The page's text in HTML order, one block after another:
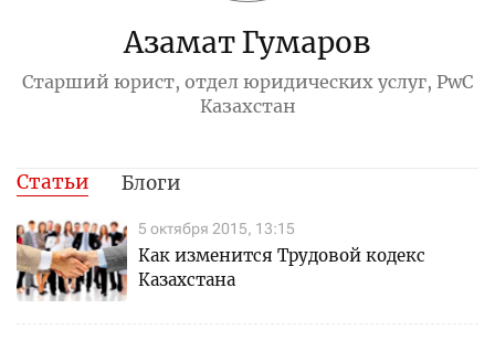
Азамат Гумаров
Cтарший юрист, отдел юридических услуг, PwC
Казахстан
Статьи Блоги
5 октября 2015, 13:15
Как изменится Трудовой кодекс
Казахстана